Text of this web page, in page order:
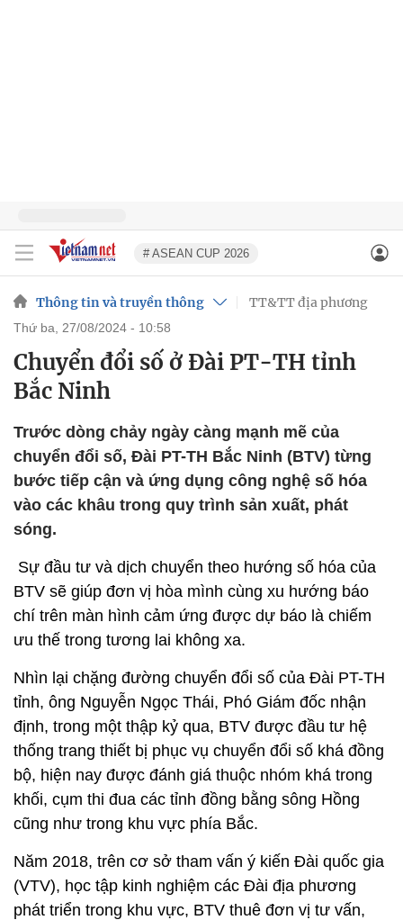
# ASEAN CUP 2026
Thông tin và truyền thông TT&TT địa phương
thứ ba, 27/08/2024 - 10:58
Chuyển đổi số ở Đài PT-TH tỉnh
Bắc Ninh
Trước dòng chảy ngày càng mạnh mẽ của
chuyển đổi số, Đài PT-TH Bắc Ninh (BTV) từng
bước tiếp cận và ứng dụng công nghệ số hóa
vào các khâu trong quy trình sản xuất, phát
sóng.
Sự đầu tư và dịch chuyển theo hướng số hóa của
BTV sẽ giúp đơn vị hòa mình cùng xu hướng báo
chí trên màn hình cảm ứng được dự báo là chiếm
ưu thế trong tương lai không xa.
Nhìn lại chặng đường chuyển đổi số của Đài PT-TH
tỉnh, ông Nguyễn Ngọc Thái, Phó Giám đốc nhận
định, trong một thập kỷ qua, BTV được đầu tư hệ
thống trang thiết bị phục vụ chuyển đổi số khá đồng
bộ, hiện nay được đánh giá thuộc nhóm khá trong
khối, cụm thi đua các tỉnh đồng bằng sông Hồng
cũng như trong khu vực phía Bắc.
Năm 2018, trên cơ sở tham vấn ý kiến Đài quốc gia
(VTV), học tập kinh nghiệm các Đài địa phương
phát triển trong khu vực, BTV thuê đơn vị tư vấn,